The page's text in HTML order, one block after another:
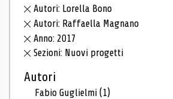
Autori: Lorella Bono
Autori: Raffaella Magnano
Anno: 2017
Sezioni: Nuovi progetti
Autori
Fabio Guglielmi(1)